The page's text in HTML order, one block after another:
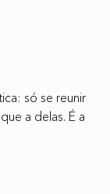
só se reunir
a delas. É a